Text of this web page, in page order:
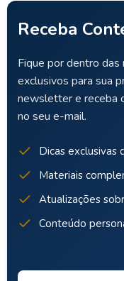
Receba
Fique por dentro das
exclusivos para sua
newsletter e receba
no seu e-mail.
Dicas exclusivas
Materiais
Atualizações
Conteúdo